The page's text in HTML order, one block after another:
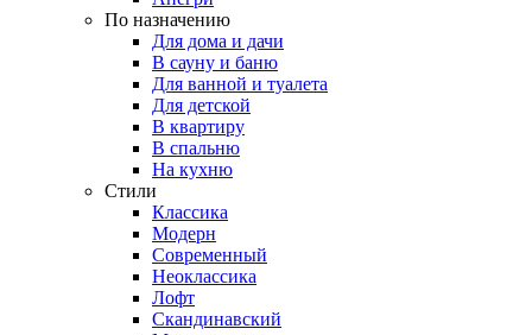
По назначению
Для дома и дачи
В сауну и баню
Для ванной и туалета
Для детской
В квартиру
В спальню
На кухню
Стили
Классика
Модерн
Современный
Неоклассика
Лофт
Скандинавский